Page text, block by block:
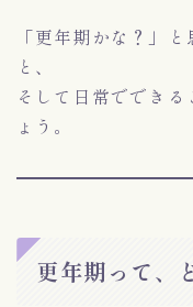
「更年期かな？」
と、
そして日常ででき
ょう。
更年期って、